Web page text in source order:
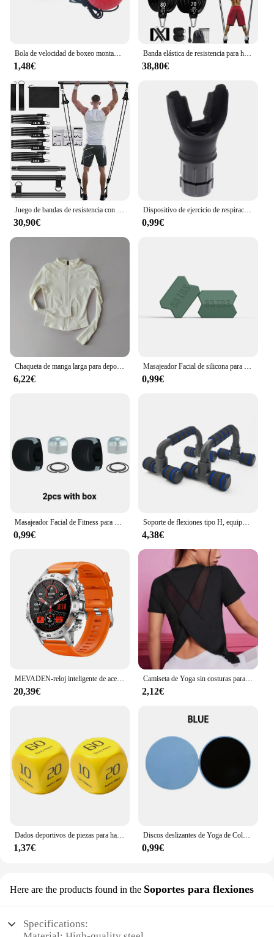
1,48€
Banda elástica de resistencia para hacer ejercicio en casa, juego de arnés con mancuernas, equipo expansor para entrenamiento en casa, Fitness, 300lb
38,80€
30,90€
Dispositivo de ejercicio de respiración portátil para los pulmones, dispositivo de entrenamiento de resistencia con resistencia ajustable
0,99€
6,22€ 0,99€
Masajeador Facial de Fitness para hombres, ejercitador de mandíbula y boca Pop N Go, pelota para masticar muscular, entrenamiento para morder con caja
0,99€
Soporte de flexiones tipo H, equipo de Fitness, entrenamiento muscular del pecho, flexiones de espuma para el hogar
4,38€
MEVADEN-reloj inteligente de acero 1,39 para hombre, accesorio de pulsera resistente al agua IP67 con llamadas, Bluetooth, seguimiento de actividad deportiva, compatible con Android e IOS, MD52
20,39€
Camiseta de Yoga sin costuras para mujer, Top corto de Fitness para mujer, camisetas de entrenamiento de gimnasia, camisetas atléticas de manga corta para Yoga, ropa deportiva
2,12€
Dados deportivos de piezas para hacer ejercicio, tabla de 6 caras para hacer ejercicio, flexiones, sentadillas, saltar, Lunge, equipo dinámico para Fitness en grupo, 2 unidades
1,37€
Discos deslizantes de Yoga de Color sólido, almohadillas deslizantes para pies, equipo de entrenamiento para entrenamiento Abdominal, moldeador corporal, 2 piezas
0,99€
Here are the products found in the Soportes para flexiones
Specifications: